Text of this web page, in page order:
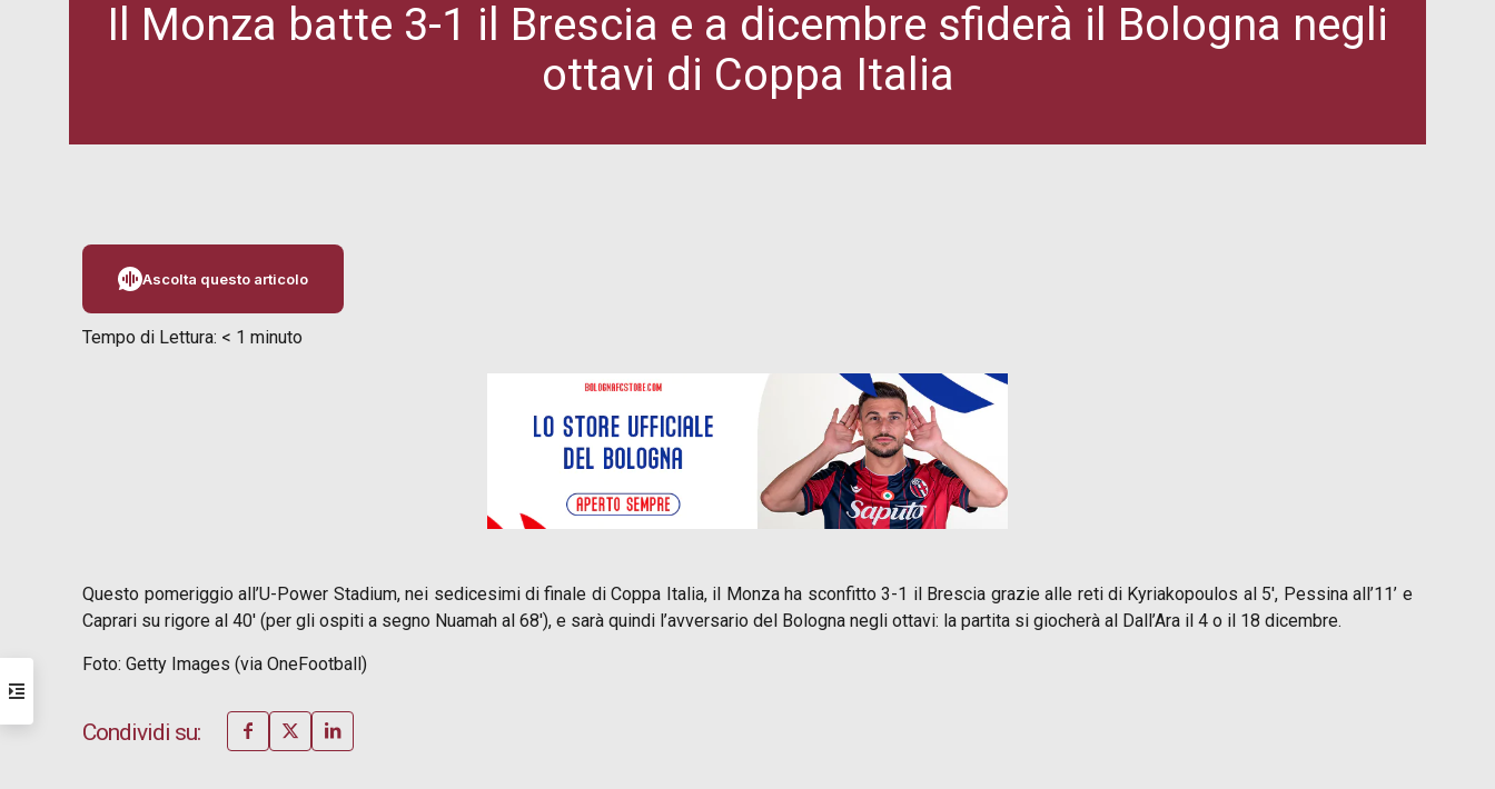
Il Monza batte 3-1 il Brescia e a dicembre sfiderà il Bologna negli
ottavi di Coppa Italia
Ascolta questo articolo
Tempo di Lettura: < 1 minuto
Questo pomeriggio all’U-Power Stadium, nei sedicesimi di finale di Coppa Italia, il Monza ha sconfitto 3-1 il Brescia grazie alle reti di Kyriakopoulos al 5′, Pessina all’11’ e
Caprari su rigore al 40′ (per gli ospiti a segno Nuamah al 68′), e sarà quindi l’avversario del Bologna negli ottavi: la partita si giocherà al Dall’Ara il 4 o il 18 dicembre.
Foto: Getty Images (via OneFootball)
Condividi su: